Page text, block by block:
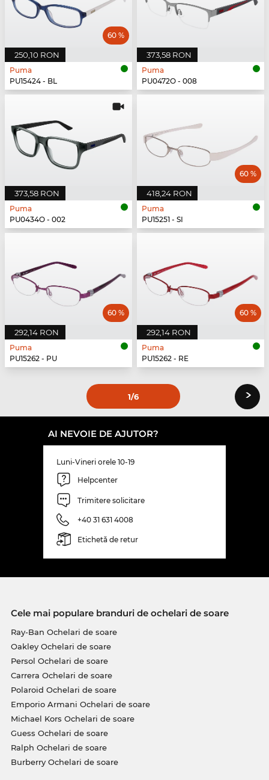
250,10 RON
60 %
Puma
PU15424 - BL
373,58 RON
Puma
PU0472O - 008
373,58 RON
Puma
PU0434O - 002
418,24 RON
60 %
Puma
PU15251 - SI
292,14 RON
60 %
Puma
PU15262 - PU
292,14 RON
60 %
Puma
PU15262 - RE
1/6 ›
AI NEVOIE DE AJUTOR?
Luni-Vineri orele 10-19
Helpcenter
Trimitere solicitare
+40 31 631 4008
Etichetă de retur
Cele mai populare branduri de ochelari de soare
Ray-Ban Ochelari de soare
Oakley Ochelari de soare
Persol Ochelari de soare
Carrera Ochelari de soare
Polaroid Ochelari de soare
Emporio Armani Ochelari de soare
Michael Kors Ochelari de soare
Guess Ochelari de soare
Ralph Ochelari de soare
Burberry Ochelari de soare